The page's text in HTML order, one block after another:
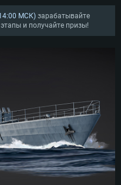
МСК) зарабатывайте
и получайте призы!